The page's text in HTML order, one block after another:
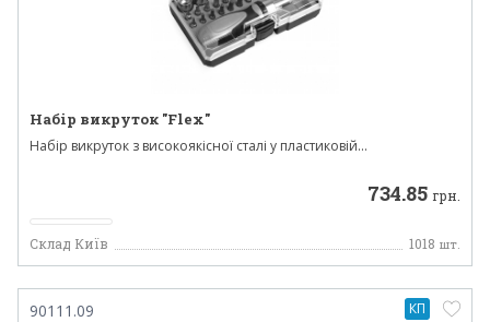
Набір викруток "Flex"
Набір викруток з високоякісної сталі у пластиковій...
734.85 грн.
Склад Київ 1018 шт.
90111.09 КП